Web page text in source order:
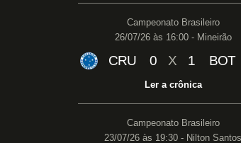
Campeonato Brasileiro
26/07/26 às 16:00 - Mineirão
CRU 0 X 1 BOT
Ler a crônica
Campeonato Brasileiro
23/07/26 às 19:30 - Nilton Santos